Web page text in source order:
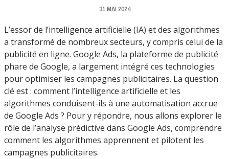
31 MAI 2024
L’essor de l’intelligence artificielle (IA) et des algorithmes
a transformé de nombreux secteurs, y compris celui de la
publicité en ligne. Google Ads, la plateforme de publicité
phare de Google, a largement intégré ces technologies
pour optimiser les campagnes publicitaires. La question
clé est : comment l’intelligence artificielle et les
algorithmes conduisent-ils à une automatisation accrue
de Google Ads ? Pour y répondre, nous allons explorer le
rôle de l’analyse prédictive dans Google Ads, comprendre
comment les algorithmes apprennent et pilotent les
campagnes publicitaires.